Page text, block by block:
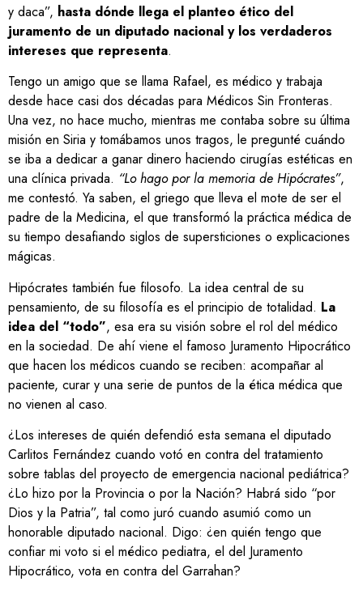
y daca”, hasta dónde llega el planteo ético del
juramento de un diputado nacional y los verdaderos
intereses que representa.
Tengo un amigo que se llama Rafael, es médico y trabaja
desde hace casi dos décadas para Médicos Sin Fronteras.
Una vez, no hace mucho, mientras me contaba sobre su última
misión en Siria y tomábamos unos tragos, le pregunté cuándo
se iba a dedicar a ganar dinero haciendo cirugías estéticas en
una clínica privada. “Lo hago por la memoria de Hipócrates”,
me contestó. Ya saben, el griego que lleva el mote de ser el
padre de la Medicina, el que transformó la práctica médica de
su tiempo desafiando siglos de supersticiones o explicaciones
mágicas.
Hipócrates también fue filosofo. La idea central de su
pensamiento, de su filosofía es el principio de totalidad. La
idea del “todo”, esa era su visión sobre el rol del médico
en la sociedad. De ahí viene el famoso Juramento Hipocrático
que hacen los médicos cuando se reciben: acompañar al
paciente, curar y una serie de puntos de la ética médica que
no vienen al caso.
¿Los intereses de quién defendió esta semana el diputado
Carlitos Fernández cuando votó en contra del tratamiento
sobre tablas del proyecto de emergencia nacional pediátrica?
¿Lo hizo por la Provincia o por la Nación? Habrá sido “por
Dios y la Patria”, tal como juró cuando asumió como un
honorable diputado nacional. Digo: ¿en quién tengo que
confiar mi voto si el médico pediatra, el del Juramento
Hipocrático, vota en contra del Garrahan?